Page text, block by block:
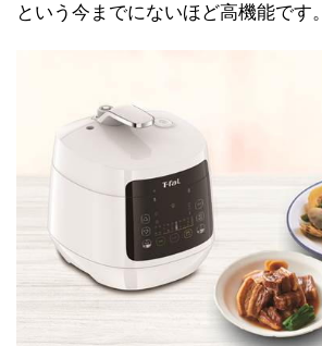
という今までにないほど高機能です。